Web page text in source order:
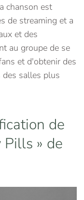
chanson est
de streaming et a
et des
au groupe de se
et d'obtenir des
salles plus
de
» de